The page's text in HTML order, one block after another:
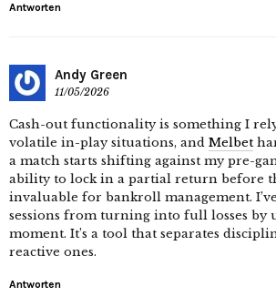
Antworten
Andy Green
11/05/2026
Cash-out functionality is something I
volatile in-play situations, and Melbet
a match starts shifting against my pre-
ability to lock in a partial return before
invaluable for bankroll management.
sessions from turning into full losses by
moment. It’s a tool that separates
reactive ones.
Antworten